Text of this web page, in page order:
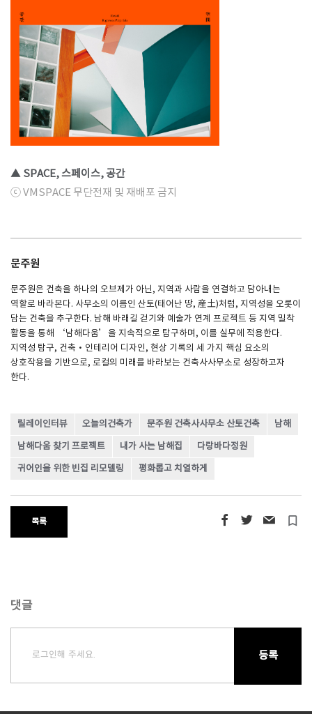
▲ SPACE, 스페이스, 공간
ⓒ VMSPACE 무단전재 및 재배포 금지
문주원
문주원은 건축을 하나의 오브제가 아닌, 지역과 사람을 연결하고 담아내는
역할로 바라본다. 사무소의 이름인 산토(태어난 땅, 産土)처럼, 지역성을 오롯이
담는 건축을 추구한다. 남해 바래길 걷기와 예술가 연계 프로젝트 등 지역 밀착
활동을 통해 ‘남해다움’을 지속적으로 탐구하며, 이를 실무에 적용한다.
지역성 탐구, 건축·인테리어 디자인, 현상 기록의 세 가지 핵심 요소의
상호작용을 기반으로, 로컬의 미래를 바라보는 건축사사무소로 성장하고자
한다.
릴레이인터뷰 오늘의건축가 문주원 건축사사무소 산토건축 남해
남해다움 찾기 프로젝트 내가 사는 남해집 다랑바다정원
귀어인을 위한 빈집 리모델링 평화롭고 치열하게
목록 turned_in_not
댓글
로그인해 주세요. 등록